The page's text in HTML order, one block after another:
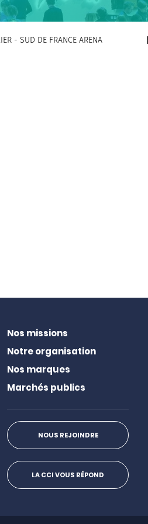
- SUD DE FRANCE ARENA
Nos missions
Notre organisation
Nos marques
Marchés publics
NOUS REJOINDRE
LA CCI VOUS RÉPOND